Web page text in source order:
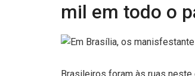
mil em todo o